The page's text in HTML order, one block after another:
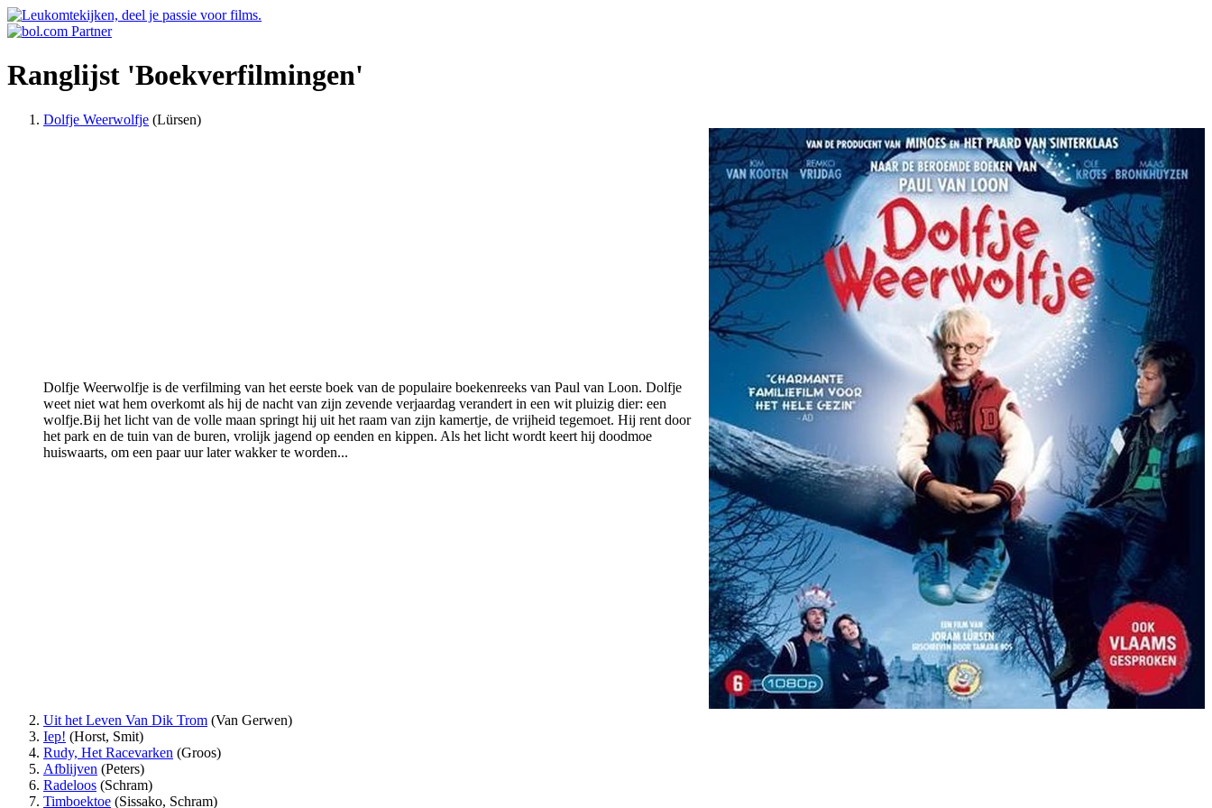
Ranglijst 'Boekverfilmingen'
Dolfje Weerwolfje (Lürsen)
Dolfje Weerwolfje is de verfilming van het eerste boek van de populaire boekenreeks van Paul van Loon. Dolfje
weet niet wat hem overkomt als hij de nacht van zijn zevende verjaardag verandert in een wit pluizig dier: een
wolfje.Bij het licht van de volle maan springt hij uit het raam van zijn kamertje, de vrijheid tegemoet. Hij rent door
het park en de tuin van de buren, vrolijk jagend op eenden en kippen. Als het licht wordt keert hij doodmoe
huiswaarts, om een paar uur later wakker te worden...
Uit het Leven Van Dik Trom (Van Gerwen)
Iep! (Horst, Smit)
Rudy, Het Racevarken (Groos)
Afblijven (Peters)
Radeloos (Schram)
Timboektoe (Sissako, Schram)